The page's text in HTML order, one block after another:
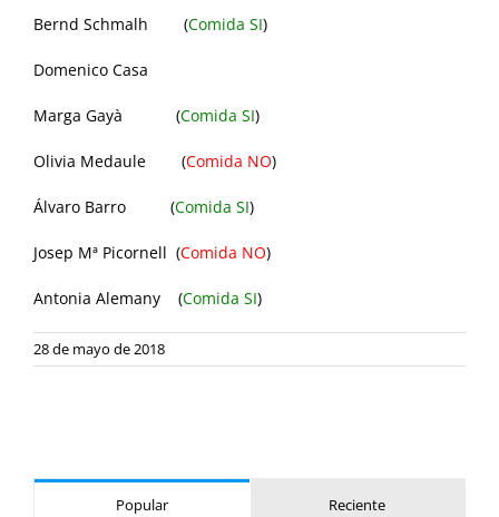
Bernd Schmalh (Comida SI)
Domenico Casa
Marga Gayà (Comida SI)
Olivia Medaule (Comida NO)
Álvaro Barro (Comida SI)
Josep Mª Picornell (Comida NO)
Antonia Alemany (Comida SI)
28 de mayo de 2018
Popular Reciente